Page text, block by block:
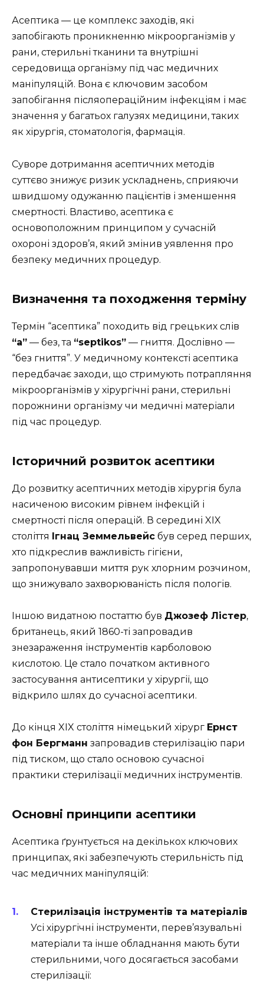
Асептика — це комплекс заходів, які
запобігають проникненню мікроорганізмів у
рани, стерильні тканини та внутрішні
середовища організму під час медичних
маніпуляцій. Вона є ключовим засобом
запобігання післяопераційним інфекціям і має
значення у багатьох галузях медицини, таких
як хірургія, стоматологія, фармація.
Суворе дотримання асептичних методів
суттєво знижує ризик ускладнень, сприяючи
швидшому одужанню пацієнтів і зменшення
смертності. Властиво, асептика є
основоположним принципом у сучасній
охороні здоров’я, який змінив уявлення про
безпеку медичних процедур.
Визначення та походження терміну
Термін “асептика” походить від грецьких слів
“a” — без, та “septikos” — гниття. Дослівно —
“без гниття”. У медичному контексті асептика
передбачає заходи, що стримують потрапляння
мікроорганізмів у хірургічні рани, стерильні
порожнини організму чи медичні матеріали
під час процедур.
Історичний розвиток асептики
До розвитку асептичних методів хірургія була
насиченою високим рівнем інфекцій і
смертності після операцій. В середині XIX
століття Ігнац Земмельвейс був серед перших,
хто підкреслив важливість гігієни,
запропонувавши миття рук хлорним розчином,
що знижувало захворюваність після пологів.
Іншою видатною постаттю був Джозеф Лістер,
британець, який 1860-ті запровадив
знезараження інструментів карболовою
кислотою. Це стало початком активного
застосування антисептики у хірургії, що
відкрило шлях до сучасної асептики.
До кінця XIX століття німецький хірург Ернст
фон Бергманн запровадив стерилізацію пари
під тиском, що стало основою сучасної
практики стерилізації медичних інструментів.
Основні принципи асептики
Асептика ґрунтується на декількох ключових
принципах, які забезпечують стерильність під
час медичних маніпуляцій:
Стерилізація інструментів та матеріалів
Усі хірургічні інструменти, перев’язувальні
матеріали та інше обладнання мають бути
стерильними, чого досягається засобами
стерилізації: